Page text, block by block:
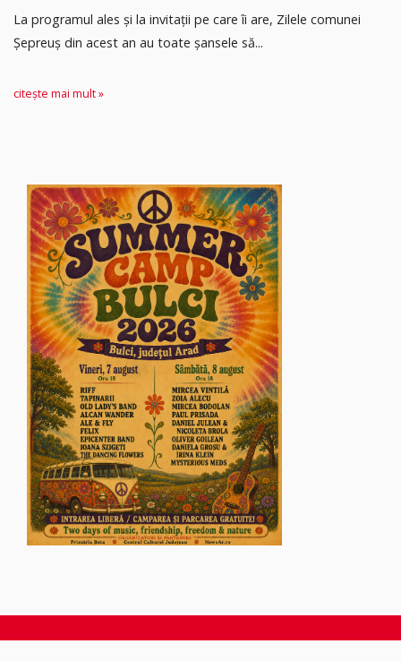
La programul ales și la invitații pe care îi are, Zilele comunei
Șepreuș din acest an au toate șansele să...
citește mai mult »